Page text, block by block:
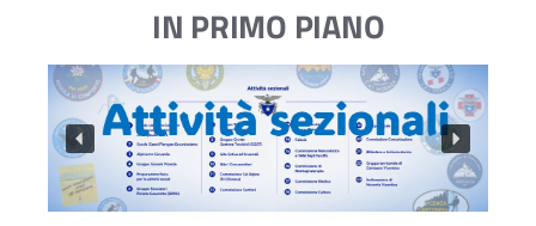
IN PRIMO PIANO